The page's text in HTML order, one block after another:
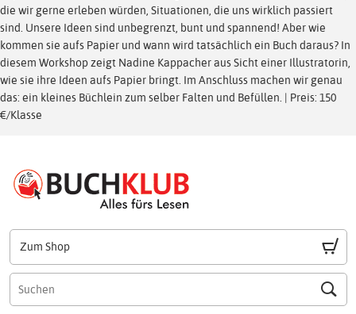
die wir gerne erleben würden, Situationen, die uns wirklich passiert
sind. Unsere Ideen sind unbegrenzt, bunt und spannend! Aber wie
kommen sie aufs Papier und wann wird tatsächlich ein Buch daraus? In
diesem Workshop zeigt Nadine Kappacher aus Sicht einer Illustratorin,
wie sie ihre Ideen aufs Papier bringt. Im Anschluss machen wir genau
das: ein kleines Büchlein zum selber Falten und Befüllen. | Preis: 150
€/Klasse
Zum Shop